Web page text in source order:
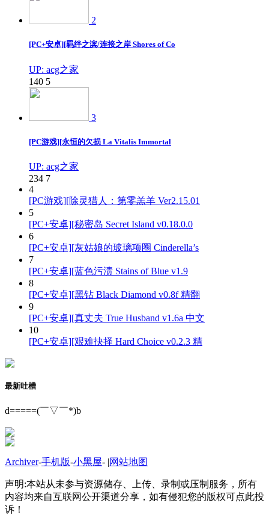
2
[PC+安卓][羁绊之滨/连接之岸 Shores of Co
UP: acg之家
140 5
3
[PC游戏][永恒的欠损 La Vitalis Immortal
UP: acg之家
234 7
4
[PC游戏][除灵猎人：第零羔羊 Ver2.15.01
5
[PC+安卓][秘密岛 Secret Island v0.18.0.0
6
[PC+安卓][灰姑娘的玻璃项圈 Cinderella’s
7
[PC+安卓][蓝色污渍 Stains of Blue v1.9
8
[PC+安卓][黑钻 Black Diamond v0.8f 精翻
9
[PC+安卓][真丈夫 True Husband v1.6a 中文
10
[PC+安卓][艰难抉择 Hard Choice v0.2.3 精
最新吐槽
d=====(￣▽￣*)b
Archiver-手机版-小黑屋- |网站地图
声明:本站从未参与资源储存、上传、录制或压制服务，所有
内容均来自互联网公开渠道分享，如有侵犯您的版权可点此投
诉！